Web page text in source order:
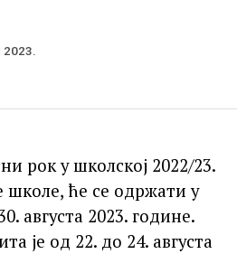
рок у школској 2022/23.
школе, ће се одржати у
августа 2023. године.
је од 22. до 24. августа